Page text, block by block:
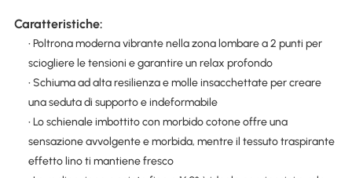
Caratteristiche:
• Poltrona moderna vibrante nella zona lombare a 2 punti per
sciogliere le tensioni e garantire un relax profondo
• Schiuma ad alta resilienza e molle insacchettate per creare
una seduta di supporto e indeformabile
• Lo schienale imbottito con morbido cotone offre una
sensazione avvolgente e morbida, mentre il tessuto traspirante
effetto lino ti mantiene fresco